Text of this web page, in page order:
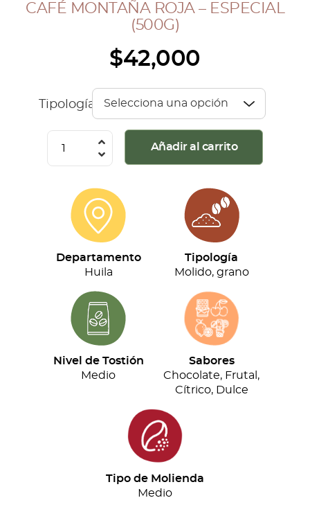
INGRESAR
Cerrar Sesión
CAFÉ MONTAÑA ROJA – ESPECIAL
(500G)
$42,000
Tipología
Especial
(500g)
cantidad
Añadir al carrito
Departamento
Huila
Tipología
Molido, grano
Nivel de Tostión
Medio
Sabores
Chocolate, Frutal,
Cítrico, Dulce
Tipo de Molienda
Medio